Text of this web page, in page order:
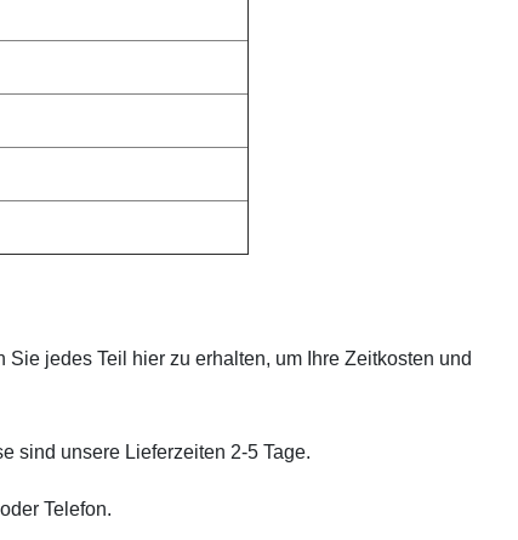
jedes Teil hier zu erhalten, um Ihre Zeitkosten und
sind unsere Lieferzeiten 2-5 Tage.
Telefon.